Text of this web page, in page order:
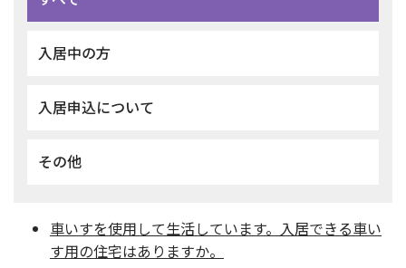
入居中の方
入居申込について
その他
車いすを使用して生活しています。入居できる車い
す用の住宅はありますか。